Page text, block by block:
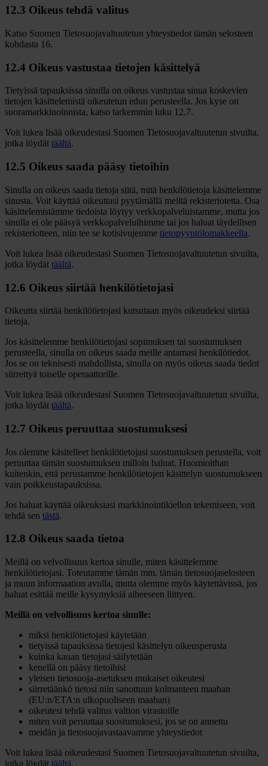
12.3 Oikeus tehdä valitus
Katso Suomen Tietosuojavaltuutetun yhteystiedot tämän selosteen
kohdasta 16.
12.4 Oikeus vastustaa tietojen käsittelyä
Tietyissä tapauksissa sinulla on oikeus vastustaa sinua koskevien
tietojen käsittelemistä oikeutetun edun perusteella. Jos kyse on
suoramarkkinoinnista, katso tarkemmin luku 12.7.
Voit lukea lisää oikeudestasi Suomen Tietosuojavaltuutetun sivuilta,
jotka löydät täältä.
12.5 Oikeus saada pääsy tietoihin
Sinulla on oikeus saada tietoja siitä, mitä henkilötietoja käsittelemme
sinusta. Voit käyttää oikeuttasi pyytämällä meiltä rekisteriotetta. Osa
käsittelemistämme tiedoista löytyy verkkopalveluistamme, mutta jos
sinulla ei ole pääsyä verkkopalveluihimme tai jos haluat täydellisen
rekisteriotteen, niin tee se kotisivujemme tietopyyntölomakkeella.
Voit lukea lisää oikeudestasi Suomen Tietosuojavaltuutetun sivuilta,
jotka löydät täältä.
12.6 Oikeus siirtää henkilötietojasi
Oikeutta siirtää henkilötietojasi kutsutaan myös oikeudeksi siirtää
tietoja.
Jos käsittelemme henkilötietojasi sopimuksen tai suostumuksen
perusteella, sinulla on oikeus saada meille antamasi henkilötiedot.
Jos se on teknisesti mahdollista, sinulla on myös oikeus saada tiedot
siirrettyä toiselle operaattorille.
Voit lukea lisää oikeudestasi Suomen Tietosuojavaltuutetun sivuilta,
jotka löydät täältä.
12.7 Oikeus peruuttaa suostumuksesi
Jos olemme käsitelleet henkilötietojasi suostumuksen perustella, voit
peruuttaa tämän suostumuksen milloin haluat. Huomioithan
kuitenkin, että perustamme henkilötietojen käsittelyn suostumukseen
vain poikkeustapauksissa.
Jos haluat käyttää oikeuksiasi markkinointikiellon tekemiseen, voit
tehdä sen tästä.
12.8 Oikeus saada tietoa
Meillä on velvollisuus kertoa sinulle, miten käsittelemme
henkilötietojasi. Toteutamme tämän mm. tämän tietosuojaselosteen
ja muun informaation avulla, mutta olemme myös käytettävissä, jos
haluat esittää meille kysymyksiä aiheeseen liittyen.
Meillä on velvollisuus kertoa sinulle:
miksi henkilötietojasi käytetään
tietyissä tapauksissa tietojesi käsittelyn oikeusperusta
kuinka kauan tietojasi säilytetään
kenellä on pääsy tietoihisi
yleisen tietosuoja-asetuksen mukaiset oikeutesi
siirretäänkö tietosi niin sanottuun kolmanteen maahan
(EU:n/ETA:n ulkopuoliseen maahan)
oikeutesi tehdä valitus valtion virastoille
miten voit peruuttaa suostumuksesi, jos se on annettu
meidän ja tietosuojavastaavamme yhteystiedot
Voit lukea lisää oikeudestasi Suomen Tietosuojavaltuutetun sivuilta,
jotka löydät täältä.